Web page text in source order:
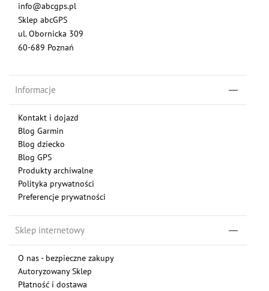
info@abcgps.pl
Sklep abcGPS
ul. Obornicka 309
60-689 Poznań
Informacje
Kontakt i dojazd
Blog Garmin
Blog dziecko
Blog GPS
Produkty archiwalne
Polityka prywatności
Preferencje prywatności
Sklep internetowy
O nas - bezpieczne zakupy
Autoryzowany Sklep
Płatność i dostawa